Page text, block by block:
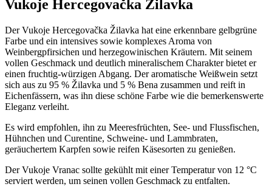
Vukoje Hercegovačka Žilavka
Der Vukoje Hercegovačka Žilavka hat eine erkennbare gelbgrüne
Farbe und ein intensives sowie komplexes Aroma von
Weinbergpfirsichen und herzegowinischen Kräutern. Mit seinem
vollen Geschmack und deutlich mineralischem Charakter bietet er
einen fruchtig-würzigen Abgang. Der aromatische Weißwein setzt
sich aus zu 95 % Žilavka und 5 % Bena zusammen und reift in
Eichenfässern, was ihn diese schöne Farbe wie die bemerkenswerte
Eleganz verleiht.
Es wird empfohlen, ihn zu Meeresfrüchten, See- und Flussfischen,
Hühnchen und Curentine, Schweine- und Lammbraten,
geräuchertem Karpfen sowie reifen Käsesorten zu genießen.
Der Vukoje Vranac sollte gekühlt mit einer Temperatur von 12 °C
serviert werden, um seinen vollen Geschmack zu entfalten.